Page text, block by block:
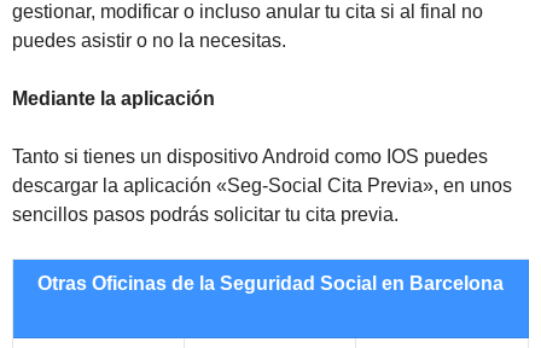
gestionar, modificar o incluso anular tu cita si al final no
puedes asistir o no la necesitas.
Mediante la aplicación
Tanto si tienes un dispositivo Android como IOS puedes
descargar la aplicación «Seg-Social Cita Previa», en unos
sencillos pasos podrás solicitar tu cita previa.
Otras Oficinas de la Seguridad Social en Barcelona